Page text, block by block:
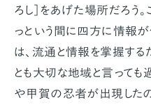
ろし］をあげた場所だろう
っという間に四方に情報
は、流通と情報を掌握する
とも大切な地域と言って
や甲賀の忍者が出現した